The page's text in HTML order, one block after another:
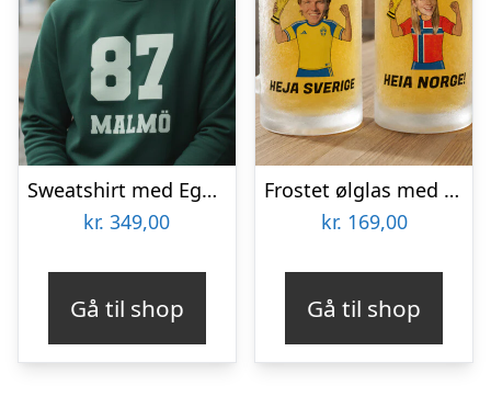
Sweatshirt med Egen Tekst i Collegestil
kr. 349,00
Gå til shop
Frostet ølglas med eget design – Fodbold-VM
kr. 169,00
Gå til shop